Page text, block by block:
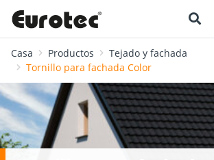
Casa Productos
Tejado y fachada
Tornillo para fachada Color